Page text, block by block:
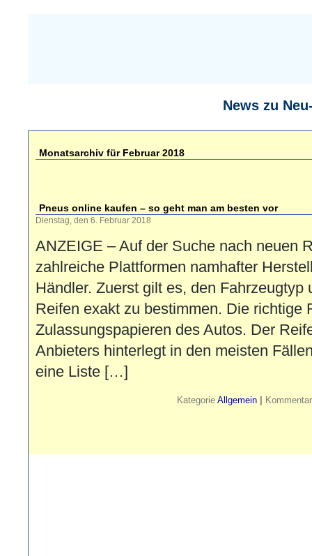
News zu
Monatsarchiv für Februar 2018
Pneus online kaufen – so geht man am besten vor
Dienstag, den 6. Februar 2018
ANZEIGE – Auf der Suche nach neuen
zahlreiche Plattformen namhafter
Händler. Zuerst gilt es, den Fahrzeugtyp
Reifen exakt zu bestimmen. Die richtige
Zulassungspapieren des Autos. Der
Anbieters hinterlegt in den meisten
eine Liste […]
Kategorie Allgemein